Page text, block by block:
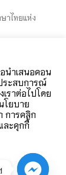
าไทยแห่ง
นำเสนอคอน
ระสบการณ์
ราต่อไปโดย
โยบาย
การคลิก
ละคุกกี้